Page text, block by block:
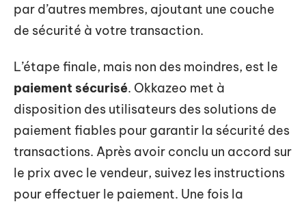
par d’autres membres, ajoutant une couche
de sécurité à votre transaction.
L’étape finale, mais non des moindres, est le
paiement sécurisé. Okkazeo met à
disposition des utilisateurs des solutions de
paiement fiables pour garantir la sécurité des
transactions. Après avoir conclu un accord sur
le prix avec le vendeur, suivez les instructions
pour effectuer le paiement. Une fois la